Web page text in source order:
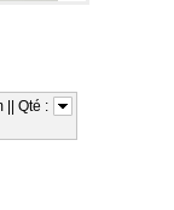
|| Qté :